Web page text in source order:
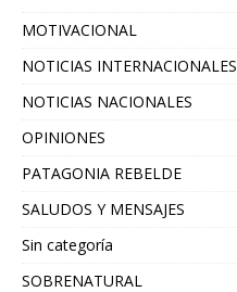
MOTIVACIONAL
NOTICIAS INTERNACIONALES
NOTICIAS NACIONALES
OPINIONES
PATAGONIA REBELDE
SALUDOS Y MENSAJES
Sin categoría
SOBRENATURAL